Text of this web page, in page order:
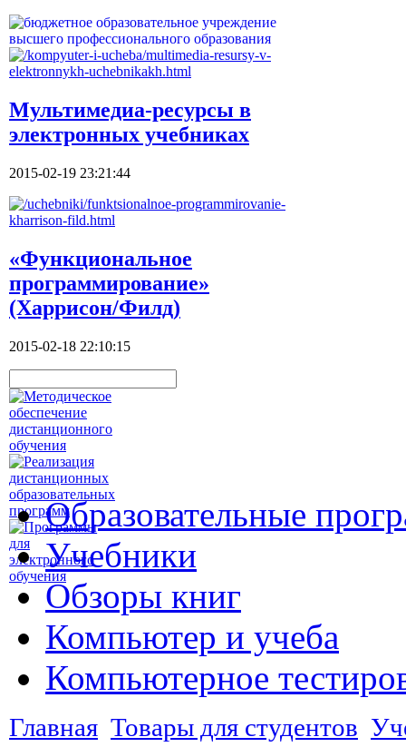
Мультимедиа-ресурсы в
электронных учебниках
2015-02-19 23:21:44
«Функциональное
программирование»
(Харрисон/Филд)
2015-02-18 22:10:15
Образовательные
Учебники
Обзоры книг
Компьютер и учеба
Компьютерное
Главная Товары для студентов